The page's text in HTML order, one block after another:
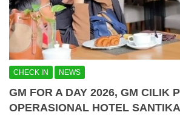
CHECK IN NEWS
GM FOR A DAY 2026, GM CILIK
OPERASIONAL HOTEL